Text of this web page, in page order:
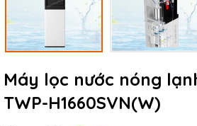
Máy lọc nước nóng
TWP-H1660SVN(W)
Điều kiện: